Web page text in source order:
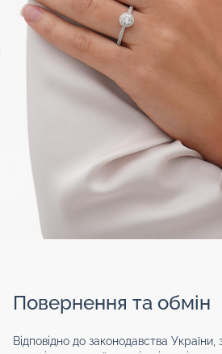
Повернення та обмін
Відповідно до законодавства України,